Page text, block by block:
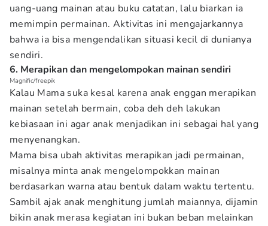
uang-uang mainan atau buku catatan, lalu biarkan ia
memimpin permainan. Aktivitas ini mengajarkannya
bahwa ia bisa mengendalikan situasi kecil di dunianya
sendiri.
6. Merapikan dan mengelompokan mainan sendiri
Magnific/freepik
Kalau Mama suka kesal karena anak enggan merapikan
mainan setelah bermain, coba deh deh lakukan
kebiasaan ini agar anak menjadikan ini sebagai hal yang
menyenangkan.
Mama bisa ubah aktivitas merapikan jadi permainan,
misalnya minta anak mengelompokkan mainan
berdasarkan warna atau bentuk dalam waktu tertentu.
Sambil ajak anak menghitung jumlah maiannya, dijamin
bikin anak merasa kegiatan ini bukan beban melainkan